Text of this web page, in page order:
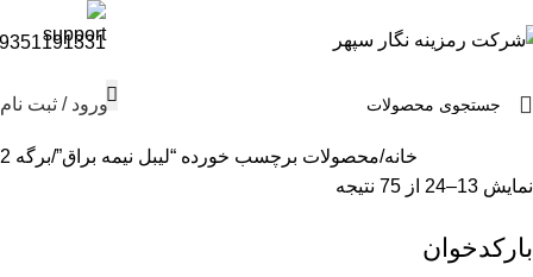
ورود / ثبت نام
خانه محصولات برچسب خورده “لیبل نیمه براق” برگه 2
نمایش 13–24 از 75 نتیجه
بارکدخوان